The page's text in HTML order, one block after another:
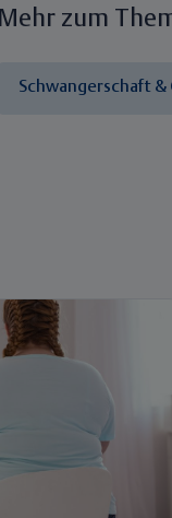
Mehr zum
Schwangerschaft